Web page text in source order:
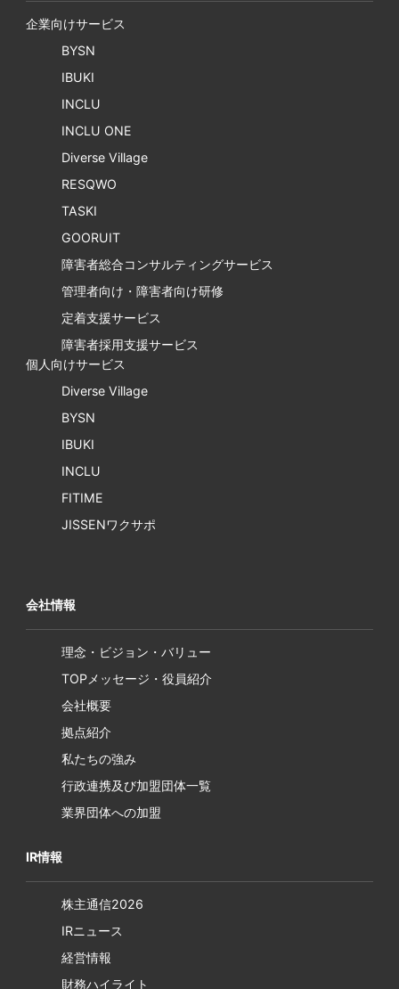
企業向けサービス
BYSN
IBUKI
INCLU
INCLU ONE
Diverse Village
RESQWO
TASKI
GOORUIT
障害者総合コンサルティングサービス
管理者向け・障害者向け研修
定着支援サービス
障害者採用支援サービス
個人向けサービス
Diverse Village
BYSN
IBUKI
INCLU
FITIME
JISSENワクサポ
会社情報
理念・ビジョン・バリュー
TOPメッセージ・役員紹介
会社概要
拠点紹介
私たちの強み
行政連携及び加盟団体一覧
業界団体への加盟
IR情報
株主通信2026
IRニュース
経営情報
財務ハイライト